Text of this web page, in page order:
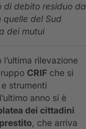
di debito residuo da
del Sud
dei mutui
l’ultima rilevazione
CRIF che si
strumenti
anno si è
dei cittadini
, che arriva